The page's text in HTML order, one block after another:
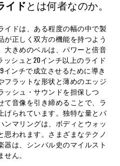
イドとは何者なのか。
イドは、ある程度の幅の中で製
正しく双方の機能を持つよう
大きめのベルは、パワーと倍音
シュと20インチ以上のライド
インチで成立させるために導き
フラットな形状と薄めのエッジ
ッシュ・サウンドを担保しつ
音像を引き締めることで、ラ
げられています。独特な量とパ
ンマリングは、ボディとウォッ
われます。さまざまなテクノ
器は、シンバル史のマイルスト
ん。